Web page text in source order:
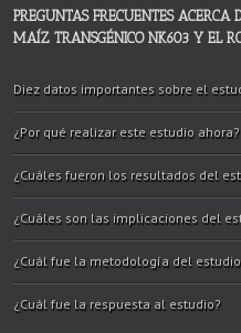
PREGUNTAS FRECUENTES ACERCA
MAÍZ TRANSGÉNICO NK603 Y EL
Diez datos importantes sobre el
¿Por qué realizar este estudio ahora?
¿Cuáles fueron los resultados del
¿Cuáles son las implicaciones del
¿Cuál fue la metodología del
¿Cuál fue la respuesta al estudio?